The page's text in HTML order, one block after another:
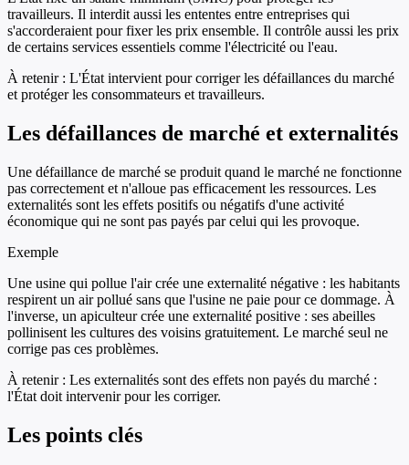
travailleurs. Il interdit aussi les ententes entre entreprises qui
s'accorderaient pour fixer les prix ensemble. Il contrôle aussi les prix
de certains services essentiels comme l'électricité ou l'eau.
À retenir : L'État intervient pour corriger les défaillances du marché
et protéger les consommateurs et travailleurs.
Les défaillances de marché et externalités
Une défaillance de marché se produit quand le marché ne fonctionne
pas correctement et n'alloue pas efficacement les ressources. Les
externalités sont les effets positifs ou négatifs d'une activité
économique qui ne sont pas payés par celui qui les provoque.
Exemple
Une usine qui pollue l'air crée une externalité négative : les habitants
respirent un air pollué sans que l'usine ne paie pour ce dommage. À
l'inverse, un apiculteur crée une externalité positive : ses abeilles
pollinisent les cultures des voisins gratuitement. Le marché seul ne
corrige pas ces problèmes.
À retenir : Les externalités sont des effets non payés du marché :
l'État doit intervenir pour les corriger.
Les points clés